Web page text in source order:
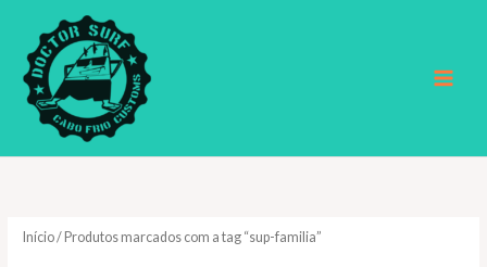
conteúdo
Início/ Produtos marcados com a tag “sup-familia”